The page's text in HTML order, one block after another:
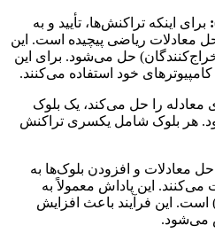
برای اینکه تراکنش‌ها، تأیید و به
معادلات ریاضی پیچیده است. این
حل می‌شود. برای این
خود استفاده می‌کنند.
معادله را حل می‌کند، یک بلوک
هر بلوک شامل یکسری تراکنش
معادلات و افزودن بلوک‌ها به
می‌کنند. این پاداش معمولاً به
این فرآیند باعث افزایش
می‌شود.